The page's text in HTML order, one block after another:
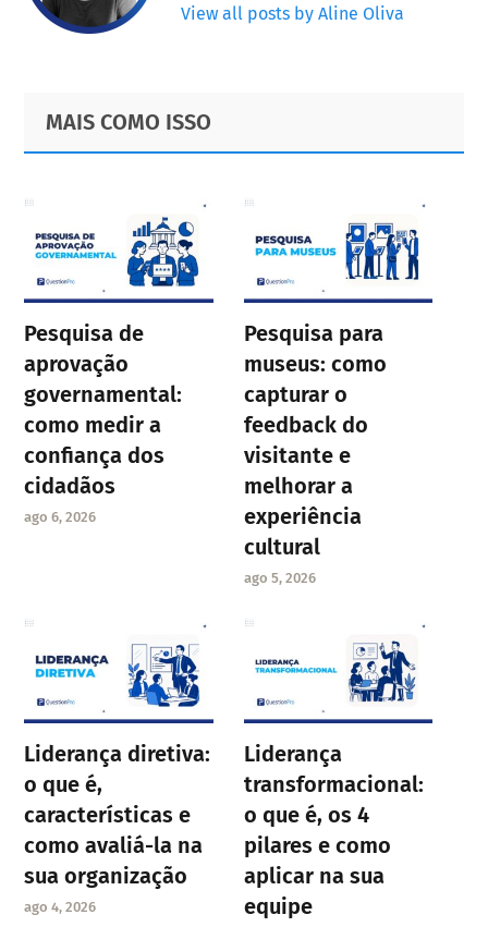
View all posts by Aline Oliva
Primary
Sidebar
Footer
MAIS COMO ISSO
Pesquisa de
aprovação
governamental:
como medir a
confiança dos
cidadãos
ago 6, 2026
Pesquisa para
museus: como
capturar o
feedback do
visitante e
melhorar a
experiência
cultural
ago 5, 2026
Liderança diretiva:
o que é,
características e
como avaliá-la na
sua organização
ago 4, 2026
Liderança
transformacional:
o que é, os 4
pilares e como
aplicar na sua
equipe